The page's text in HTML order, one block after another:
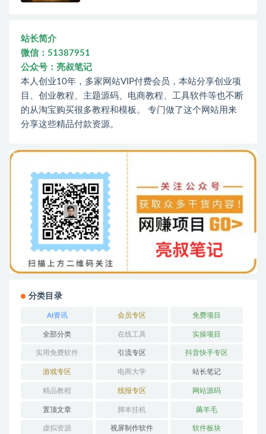
站长简介
微信：51387951
公众号：亮叔笔记
本人创业10年，多家网站VIP付费会员，本站分享创业项
目、创业教程、主题源码、电商教程、工具软件等也不断
的从淘宝购买很多教程和模板。 专门做了这个网站用来
分享这些精品付款资源。
分类目录
AI资讯 会员专区 免费项目
全部分类 在线工具 实操项目
实用免费软件 引流专区 抖音快手专区
游戏专区 电商大学 站长笔记
精品教程 线报专区 网站源码
置顶文章 脚本挂机 薅羊毛
虚拟资源 视屏制作软件 软件板块